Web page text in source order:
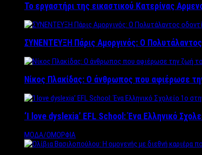
Το εργαστήρι της εικαστικού Κατερίνας
ΣΥΝΕΝΤΕΥΞΗ Πάρις Αμοργινός: O
Νίκος Πλακίδας: O άνθρωπος που αφιέρωσε
‘Ι love dyslexia’ EFL School: Ένα Ελληνικό
ΜΟΔΑ/ΟΜΟΡΦΙΑ